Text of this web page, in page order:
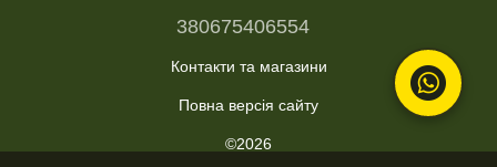
380675406554
Контакти та магазини
Повна версія сайту
©2026